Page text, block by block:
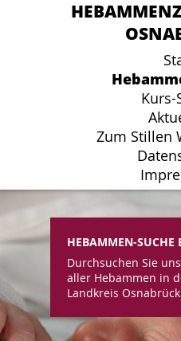
Kurs-
Zum Stillen
Kurs-
Zum Stillen
HEBAMMEN-SUCHE
Durchsuchen Sie
aller Hebammen in
Landkreis